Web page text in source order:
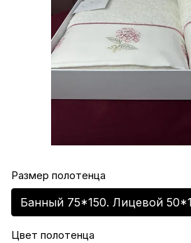
Размер полотенца
Банный 75*150. Лицевой
Цвет полотенца